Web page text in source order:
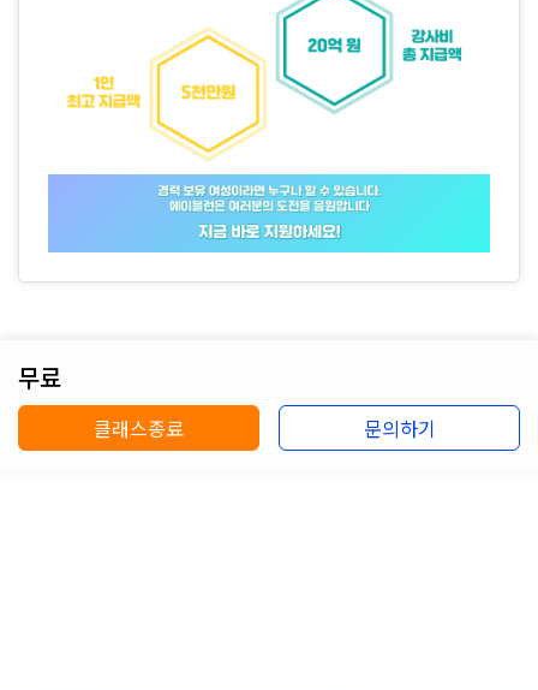
무료
클래스종료 문의하기